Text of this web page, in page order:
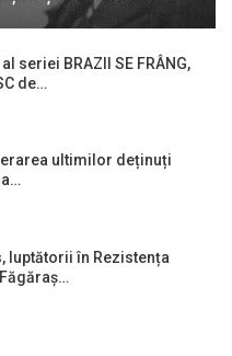
seriei BRAZII SE FRÂNG,
de…
ultimilor deținuți
luptătorii în Rezistența